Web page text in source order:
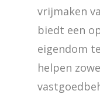
vrijmaken
biedt een
eigendom
helpen